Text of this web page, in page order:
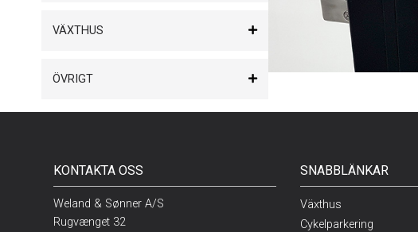
VÄXTHUS
ÖVRIGT
KONTAKTA OSS
Weland & Sønner A/S
Rugvænget 32
SNABBLÄNKAR
Växthus
Cykelparkering